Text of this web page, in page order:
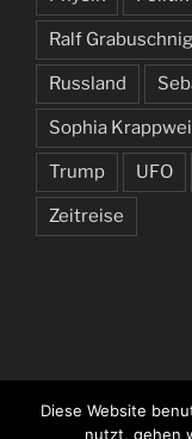
Ralf Grabuschnig
Russland
Sophia
Trump UFO
Zeitreise
Diese Website
nutzt, gehen